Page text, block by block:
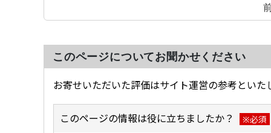
このページについてお聞かせください